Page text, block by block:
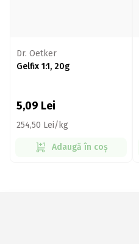
Dr. Oetker
Gelfix 1:1, 20g
5,09 Lei
254,50 Lei/kg
Adaugă în coș